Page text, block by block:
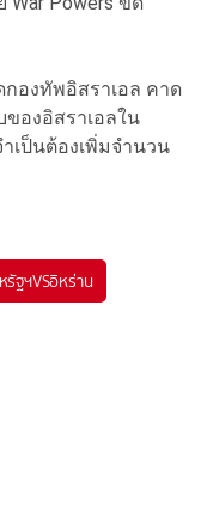
องทัพอิสราเอล คาด
องอิสราเอลใน
เป็นต้องเพิ่มจำนวน
รัฐฯVSอิหร่าน